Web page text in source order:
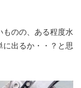
ものの、ある程度水
に出るか・・？と思